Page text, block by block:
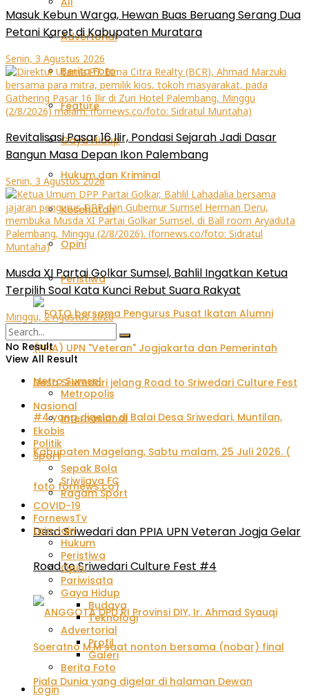
Advertorial
Berita Foto
Feature
Gaya Hidup
Hukum dan Kriminal
Kesehatan
Opini
Peristiwa
Desa Sriwedari dan PPIA UPN Veteran Jogja Gelar
Road to Sriwedari Culture Fest #4
Masuk Kebun Warga, Hewan Buas Beruang Serang Dua
Petani Karet di Kabupaten Muratara
Senin, 3 Agustus 2026
Revitalisasi Pasar 16 Ilir, Pondasi Sejarah Jadi Dasar
Bangun Masa Depan Ikon Palembang
Senin, 3 Agustus 2026
Musda XI Partai Golkar Sumsel, Bahlil Ingatkan Ketua
Terpilih Soal Kata Kunci Rebut Suara Rakyat
Minggu, 2 Agustus 2026
No Result
View All Result
Metro Sumsel
Metropolis
Nasional
Internasional
Ekobis
Politik
Sport
Sepak Bola
Sriwijaya FC
Ragam Sport
COVID-19
FornewsTv
Lain-lain
Hukum
Peristiwa
Opini
Pariwisata
Gaya Hidup
Budaya
Teknologi
Advertorial
Profil
Galeri
Berita Foto
Login